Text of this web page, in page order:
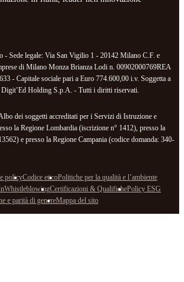
- Sede legale: Via San Vigilio 1 - 20142 Milano C.F. e
di Milano Monza Brianza Lodi n. 00902000769REA
- Capitale sociale pari a Euro 774.600,00 i.v. Soggetta a
Digit’Ed Holding S.p.A. - Tutti i diritti riservati.
dei soggetti accreditati per i Servizi di Istruzione e
la Regione Lombardia (iscrizione n° 1412), presso la
e presso la Regione Campania (codice domanda: 340-
policyCodice eticoPolitiche per la qualità e l’ambiente
WhistleblowingCertificazioni & QualifichePolicy ESG
e parità di genereMappa del sito